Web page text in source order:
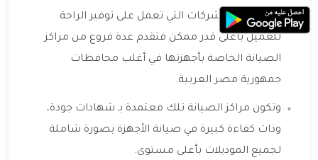
توشيبا من الشركات التي تعمل على توفير الراحة
للعميل بأعلى قدر ممكن فتقدم عدة فروع من مراكز
الصيانة الخاصة بأجهزتها في أغلب محافظات
جمهورية مصر العربية.
وتكون مراكز الصيانة تلك معتمدة بـ شهادات جودة،
وذات كفاءة كبيرة في صيانة الأجهزة بصورة شاملة
لجميع الموديلات بأعلى مستوى.